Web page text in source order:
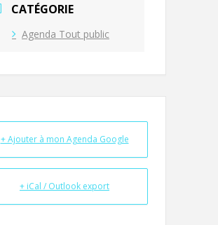
CATÉGORIE
Agenda Tout public
+ Ajouter à mon Agenda Google
+ iCal / Outlook export